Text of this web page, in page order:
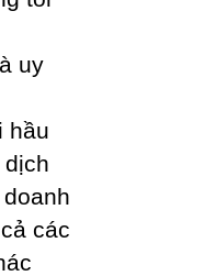
uy
hầu
các